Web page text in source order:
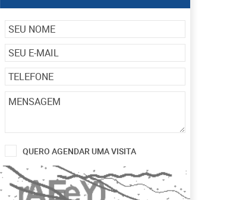
QUERO AGENDAR UMA VISITA